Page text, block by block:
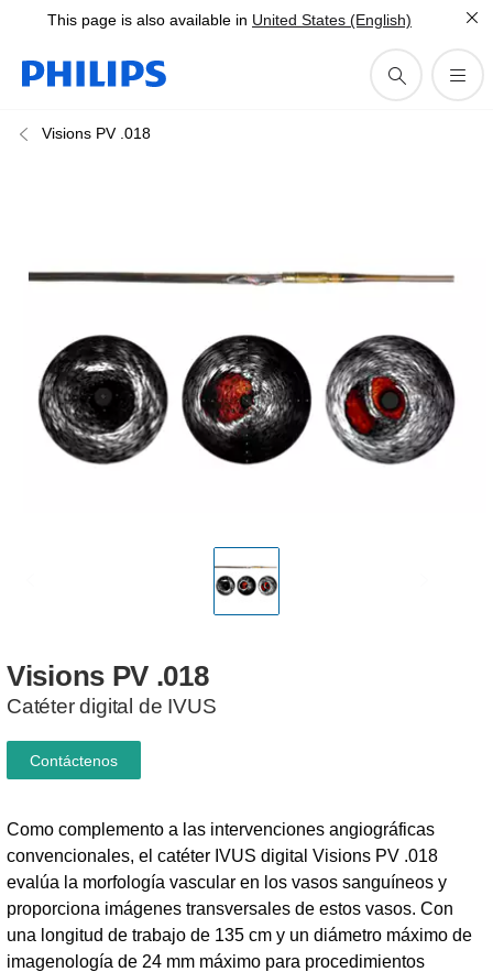
This page is also available in United States (English)
Visions PV .018
Visions PV .018
Catéter digital de IVUS
Como complemento a las intervenciones angiográficas
convencionales, el catéter IVUS digital Visions PV .018
evalúa la morfología vascular en los vasos sanguíneos y
proporciona imágenes transversales de estos vasos. Con
una longitud de trabajo de 135 cm y un diámetro máximo de
imagenología de 24 mm máximo para procedimientos
Contáctenos